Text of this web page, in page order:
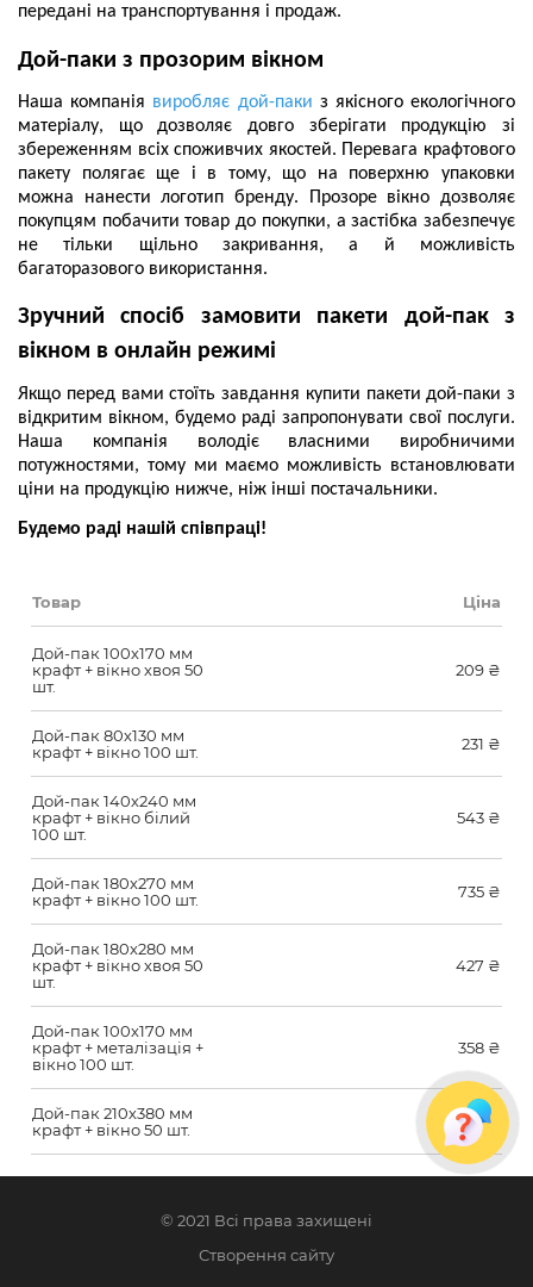
передані на транспортування і продаж.
Дой-паки з прозорим вікном
Наша компанія виробляє дой-паки з якісного екологічного
матеріалу, що дозволяє довго зберігати продукцію зі
збереженням всіх споживчих якостей. Перевага крафтового
пакету полягає ще і в тому, що на поверхню упаковки
можна нанести логотип бренду. Прозоре вікно дозволяє
покупцям побачити товар до покупки, а застібка забезпечує
не тільки щільно закривання, а й можливість
багаторазового використання.
Зручний спосіб замовити пакети дой-пак з
вікном в онлайн режимі
Якщо перед вами стоїть завдання купити пакети дой-паки з
відкритим вікном, будемо раді запропонувати свої послуги.
Наша компанія володіє власними виробничими
потужностями, тому ми маємо можливість встановлювати
ціни на продукцію нижче, ніж інші постачальники.
Будемо раді нашій співпраці!
Товар Ціна
Дой-пак 100х170 мм
крафт + вікно хвоя 50
шт.
209 ₴
Дой-пак 80х130 мм
крафт + вікно 100 шт.
231 ₴
Дой-пак 140х240 мм
крафт + вікно білий
100 шт.
543 ₴
Дой-пак 180х270 мм
крафт + вікно 100 шт.
735 ₴
Дой-пак 180х280 мм
крафт + вікно хвоя 50
шт.
427 ₴
Дой-пак 100х170 мм
крафт + металізація +
вікно 100 шт.
358 ₴
Дой-пак 210х380 мм
крафт + вікно 50 шт.
561₴
© 2021 Всі права захищені
Створення сайту